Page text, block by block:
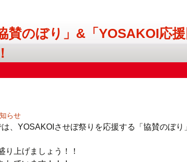
協賛のぼり」&「YOSAKOI応
らせ
、YOSAKOIさせぼ祭りを応援する「協賛のぼ
り上げましょう！！